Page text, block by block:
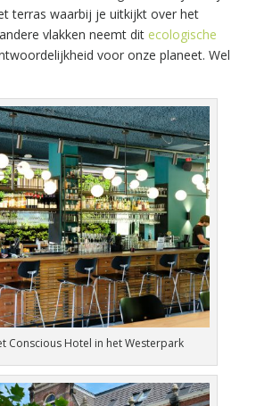
terras waarbij je uitkijkt over het
vlakken neemt dit ecologische
voor onze planeet. Wel
Conscious Hotel in het Westerpark